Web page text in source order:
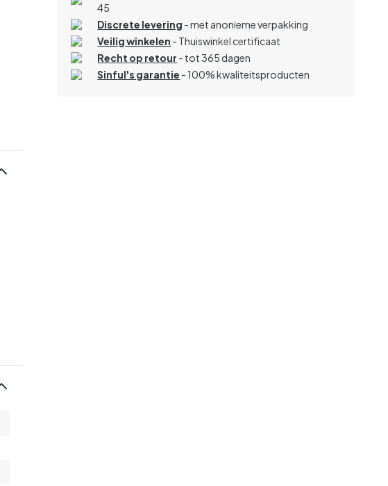
45
Discrete levering - met anonieme verpakking
Veilig winkelen - Thuiswinkel certificaat
Recht op retour - tot 365 dagen
Sinful's garantie - 100% kwaliteitsproducten